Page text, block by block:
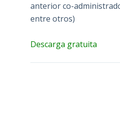
anterior co-
entre otros)
Descarga gratuita